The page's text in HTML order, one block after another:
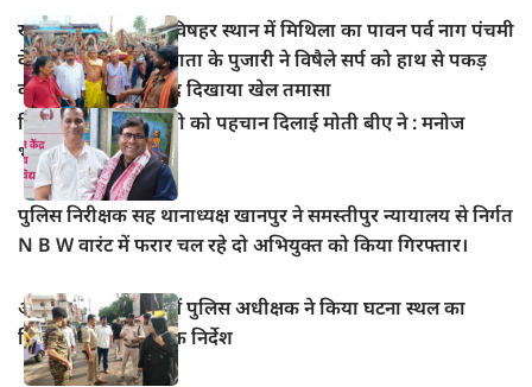
खानपुर बाजार स्थित विषहर स्थान में मिथिला का पावन पर्व नाग पंचमी
के अवसर पर विषहर माता के पुजारी ने विषैले सर्प को हाथ से पकड़
कर पूजा अर्चना के बाद दिखाया खेल तमासा
हिंदी सिनेमा में भोजपुरी को पहचान दिलाई मोती बीए ने : मनोज
भावुक
पुलिस निरीक्षक सह थानाध्यक्ष खानपुर ने समस्तीपुर न्यायालय से निर्गत
N B W वारंट में फरार चल रहे दो अभियुक्त को किया गिरफ्तार।
आभूषण चोरी मामले में पुलिस अधीक्षक ने किया घटना स्थल का
निरीक्षण, दिए आवश्यक निर्देश